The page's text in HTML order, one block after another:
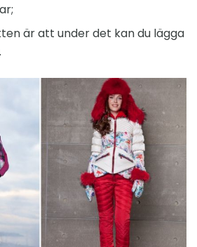
är att under det kan du lägga